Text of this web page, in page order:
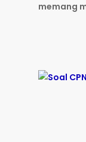
memang